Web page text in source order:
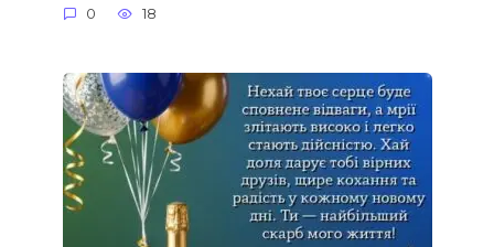
0 18